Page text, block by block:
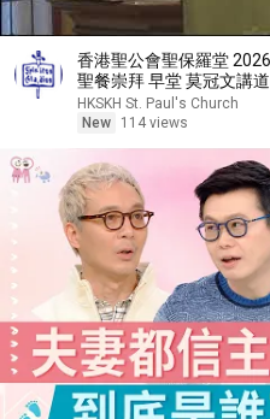
香港聖公會聖保羅堂 20260802 聖靈降臨期第十主日
聖餐崇拜 早堂 莫冠文講道
HKSKH St. Paul's Church
New
114 views